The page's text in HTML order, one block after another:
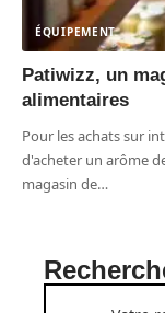
ÉQUIPEMENT
Patiwizz, un
alimentaires
Pour les achats sur
d'acheter un arôme
magasin de…